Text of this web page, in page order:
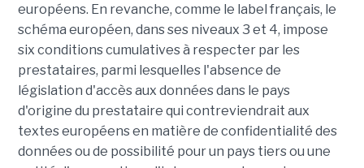
européens. En revanche, comme le label français, le
schéma européen, dans ses niveaux 3 et 4, impose
six conditions cumulatives à respecter par les
prestataires, parmi lesquelles l'absence de
législation d'accès aux données dans le pays
d'origine du prestataire qui contreviendrait aux
textes européens en matière de confidentialité des
données ou de possibilité pour un pays tiers ou une